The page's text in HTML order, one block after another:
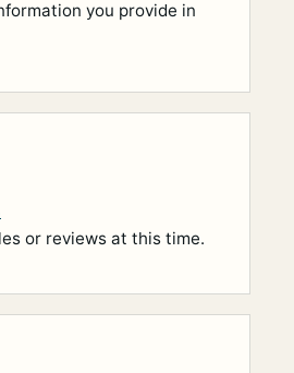
you provide in
or reviews at this time.